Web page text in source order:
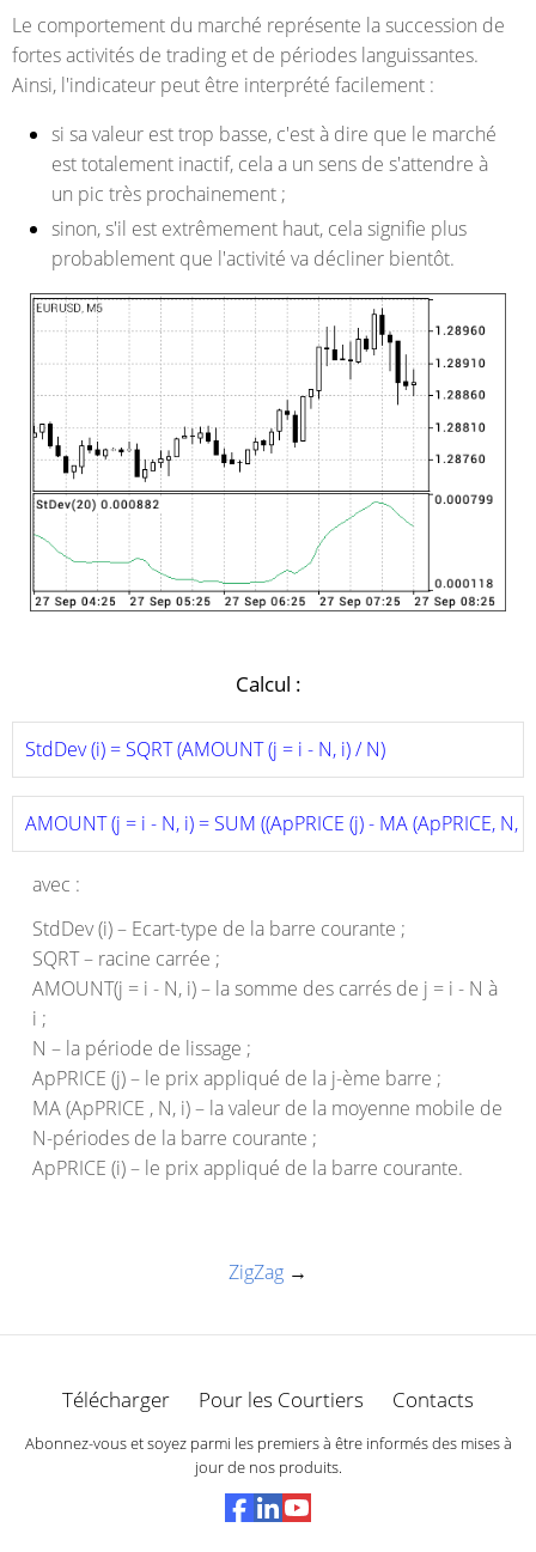
Le comportement du marché représente la succession de
fortes activités de trading et de périodes languissantes.
Ainsi, l'indicateur peut être interprété facilement :
si sa valeur est trop basse, c'est à dire que le marché
est totalement inactif, cela a un sens de s'attendre à
un pic très prochainement ;
sinon, s'il est extrêmement haut, cela signifie plus
probablement que l'activité va décliner bientôt.
Calcul :
StdDev (i) = SQRT (AMOUNT (j = i - N, i) / N)
AMOUNT (j = i - N, i) = SUM ((ApPRICE (j) - MA (ApPRICE, N,
avec :
StdDev (i) – Ecart-type de la barre courante ;
SQRT – racine carrée ;
AMOUNT(j = i - N, i) – la somme des carrés de j = i - N à
i ;
N – la période de lissage ;
ApPRICE (j) – le prix appliqué de la j-ème barre ;
MA (ApPRICE , N, i) – la valeur de la moyenne mobile de
N-périodes de la barre courante ;
ApPRICE (i) – le prix appliqué de la barre courante.
ZigZag →
Télécharger Pour les Courtiers Contacts
Abonnez-vous et soyez parmi les premiers à être informés des mises à
jour de nos produits.